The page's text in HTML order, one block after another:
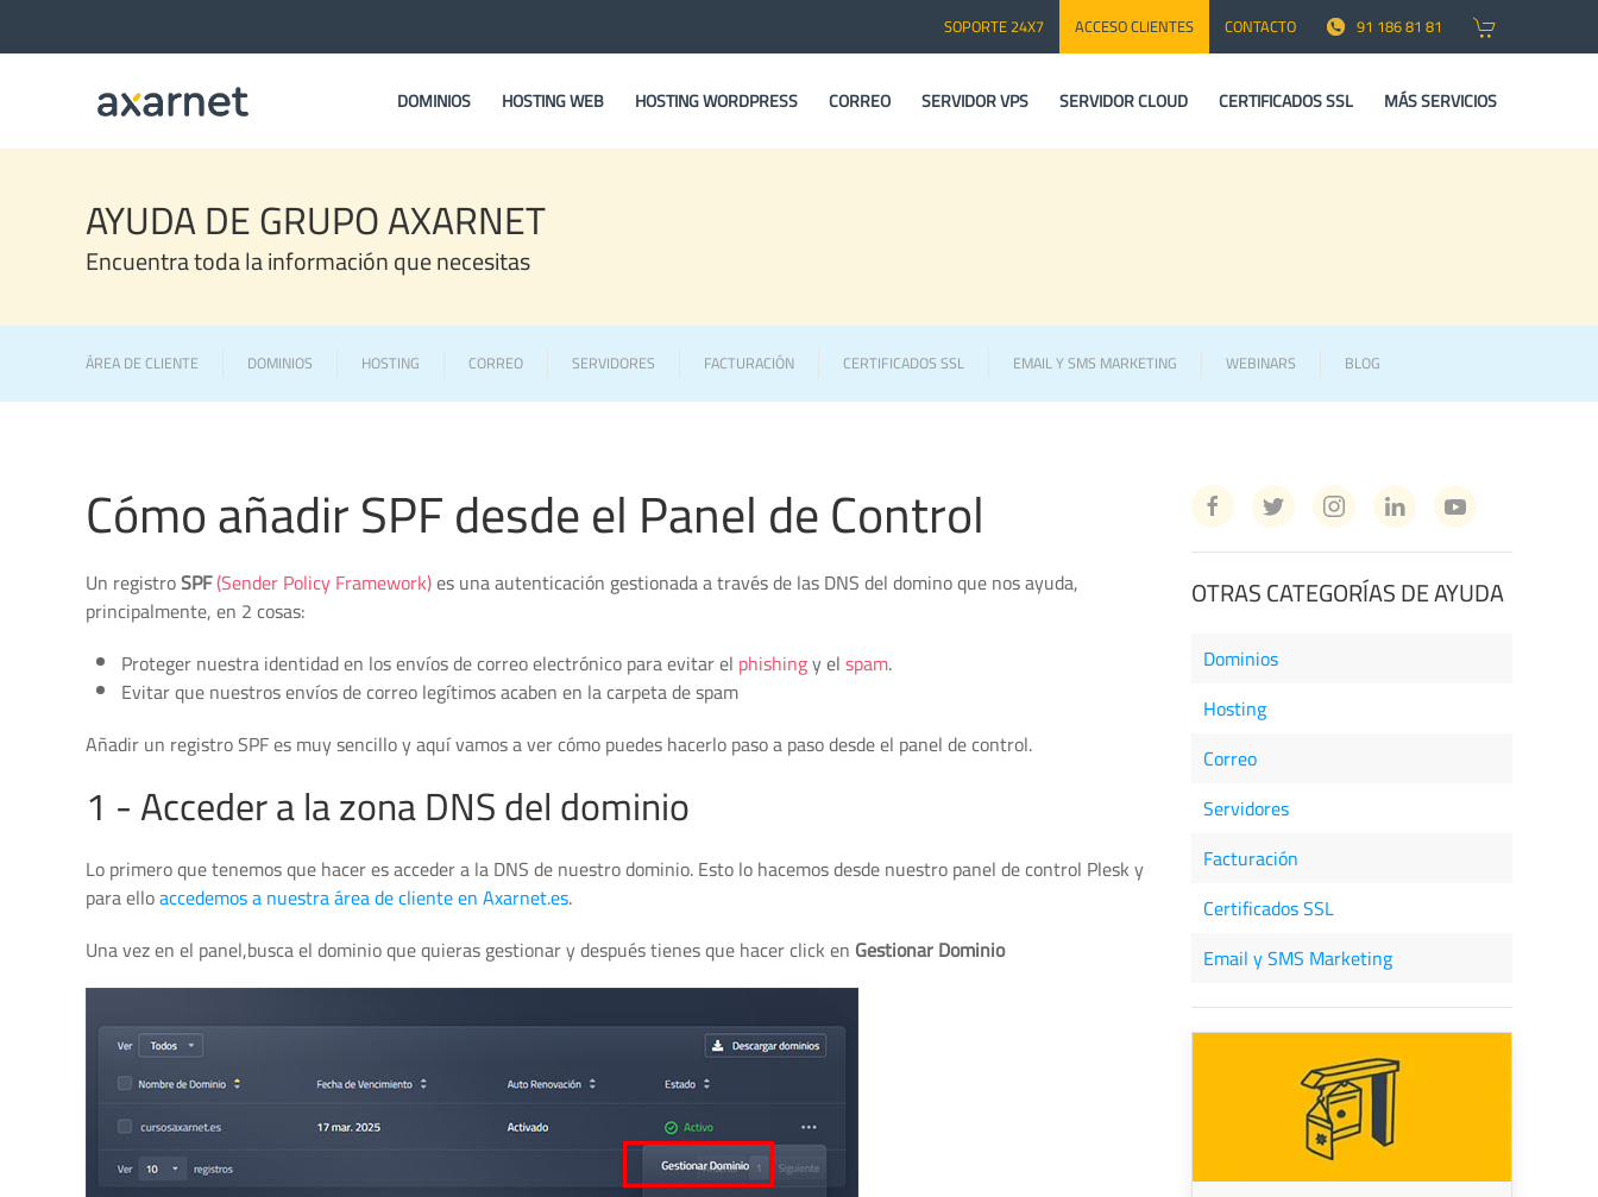
SOPORTE 24X7 ACCESO CLIENTES CONTACTO 91 186 81 81
DOMINIOS HOSTING WEB HOSTING WORDPRESS CORREO SERVIDOR VPS SERVIDOR CLOUD CERTIFICADOS SSL MÁS SERVICIOS
AYUDA DE GRUPO AXARNET
Encuentra toda la información que necesitas
ÁREA DE CLIENTE DOMINIOS HOSTING CORREO SERVIDORES FACTURACIÓN CERTIFICADOS SSL EMAIL Y SMS MARKETING WEBINARS BLOG
Cómo añadir SPF desde el Panel de Control
Un registroSPF(Sender Policy Framework)es una autenticación gestionada a través de las DNS del domino que nos ayuda,
principalmente, en 2 cosas:
Proteger nuestra identidad en los envíos de correo electrónico para evitar el phishingy elspam.
Evitar que nuestros envíos de correo legítimos acaben en la carpeta de spam
Añadir un registro SPF es muy sencillo y aquí vamos a ver cómo puedes hacerlo paso a paso desde el panel de control.
1 - Acceder a la zona DNS del dominio
Lo primero que tenemos que hacer es acceder a la DNS de nuestro dominio. Esto lo hacemos desde nuestro panel de control Plesk y
para elloaccedemos a nuestra área de cliente en Axarnet.es.
Una vez en el panel,busca el dominio que quieras gestionar y después tienes que hacer click en Gestionar Dominio
OTRAS CATEGORÍAS DE AYUDA
Dominios
Hosting
Correo
Servidores
Facturación
Certificados SSL
Email y SMS Marketing